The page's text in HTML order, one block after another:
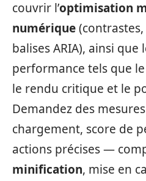
couvrir l’optimisation
numérique
balises ARIA), ainsi que
performance tels que
le rendu critique et le
Demandez des
chargement, score de
actions précises —
minification, mise en